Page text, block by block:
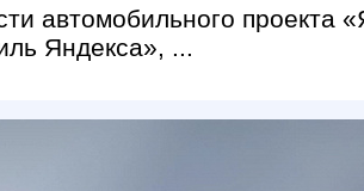
автомобильного проекта
Яндекса», ...